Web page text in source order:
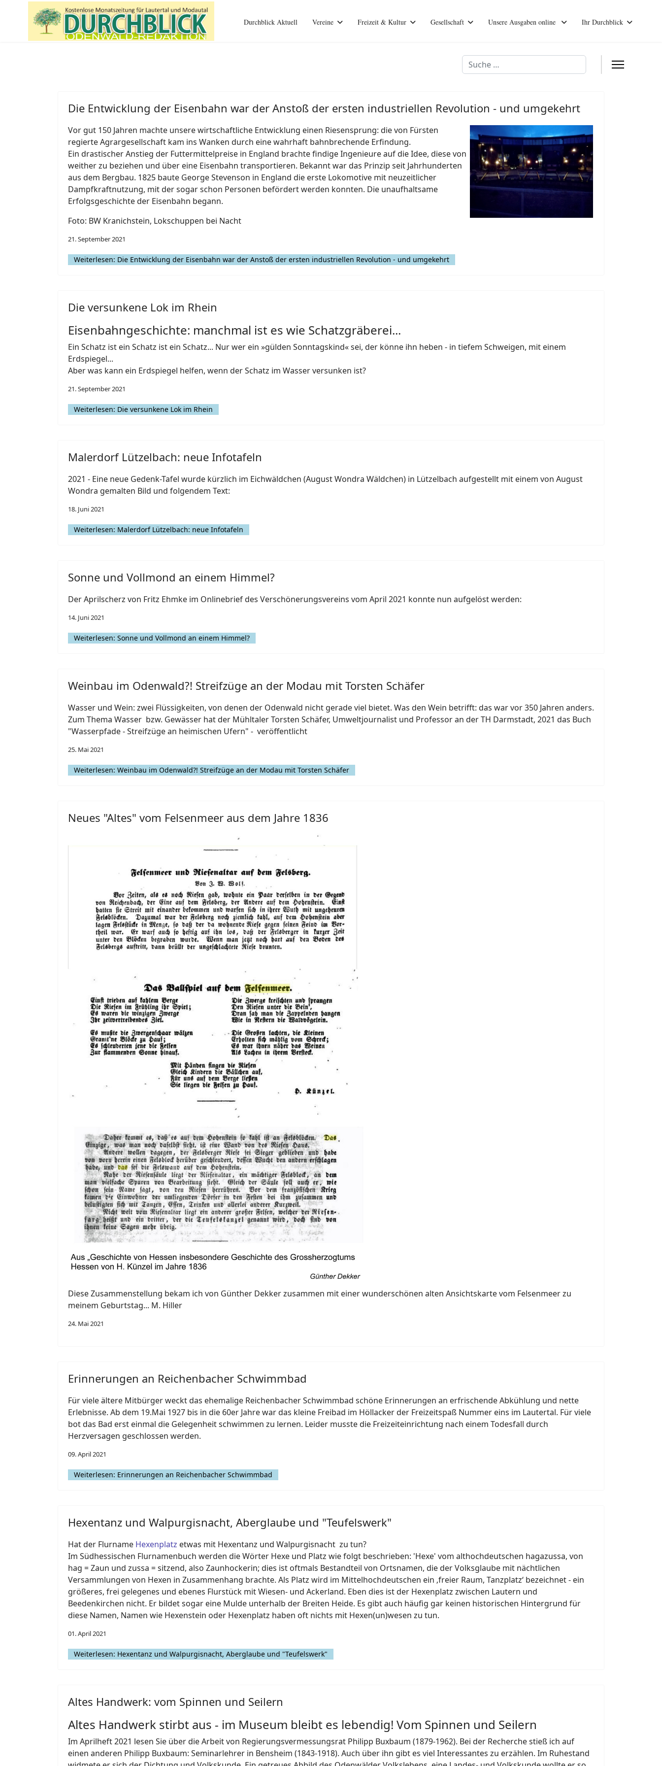
Durchblick Aktuell Vereine Freizeit & Kultur Gesellschaft Unsere Ausgaben online Ihr Durchblick
Suchen
Die Entwicklung der Eisenbahn war der Anstoß der ersten industriellen Revolution - und umgekehrt
Vor gut 150 Jahren machte unsere wirtschaftliche Entwicklung einen Riesensprung: die von Fürsten
regierte Agrargesellschaft kam ins Wanken durch eine wahrhaft bahnbrechende Erfindung.
Ein drastischer Anstieg der Futtermittelpreise in England brachte findige Ingenieure auf die Idee, diese von
weither zu beziehen und über eine Eisenbahn transportieren. Bekannt war das Prinzip seit Jahrhunderten
aus dem Bergbau. 1825 baute George Stevenson in England die erste Lokomotive mit neuzeitlicher
Dampfkraftnutzung, mit der sogar schon Personen befördert werden konnten. Die unaufhaltsame
Erfolgsgeschichte der Eisenbahn begann.
Foto: BW Kranichstein, Lokschuppen bei Nacht
21. September 2021
Weiterlesen: Die Entwicklung der Eisenbahn war der Anstoß der ersten industriellen Revolution - und umgekehrt
Die versunkene Lok im Rhein
Eisenbahngeschichte: manchmal ist es wie Schatzgräberei...
Ein Schatz ist ein Schatz ist ein Schatz... Nur wer ein »gülden Sonntagskind« sei, der könne ihn heben - in tiefem Schweigen, mit einem
Erdspiegel...
Aber was kann ein Erdspiegel helfen, wenn der Schatz im Wasser versunken ist?
21. September 2021
Weiterlesen: Die versunkene Lok im Rhein
Malerdorf Lützelbach: neue Infotafeln
2021 - Eine neue Gedenk-Tafel wurde kürzlich im Eichwäldchen (August Wondra Wäldchen) in Lützelbach aufgestellt mit einem von August
Wondra gemalten Bild und folgendem Text:
18. Juni 2021
Weiterlesen: Malerdorf Lützelbach: neue Infotafeln
Sonne und Vollmond an einem Himmel?
Der Aprilscherz von Fritz Ehmke im Onlinebrief des Verschönerungsvereins vom April 2021 konnte nun aufgelöst werden:
14. Juni 2021
Weiterlesen: Sonne und Vollmond an einem Himmel?
Weinbau im Odenwald?! Streifzüge an der Modau mit Torsten Schäfer
Wasser und Wein: zwei Flüssigkeiten, von denen der Odenwald nicht gerade viel bietet. Was den Wein betrifft: das war vor 350 Jahren anders.
Zum Thema Wasser bzw. Gewässer hat der Mühltaler Torsten Schäfer, Umweltjournalist und Professor an der TH Darmstadt, 2021 das Buch
"Wasserpfade - Streifzüge an heimischen Ufern" - veröffentlicht
25. Mai 2021
Weiterlesen: Weinbau im Odenwald?! Streifzüge an der Modau mit Torsten Schäfer
Neues "Altes" vom Felsenmeer aus dem Jahre 1836
Diese Zusammenstellung bekam ich von Günther Dekker zusammen mit einer wunderschönen alten Ansichtskarte vom Felsenmeer zu
meinem Geburtstag... M. Hiller
24. Mai 2021
Erinnerungen an Reichenbacher Schwimmbad
Für viele ältere Mitbürger weckt das ehemalige Reichenbacher Schwimmbad schöne Erinnerungen an erfrischende Abkühlung und nette
Erlebnisse. Ab dem 19.Mai 1927 bis in die 60er Jahre war das kleine Freibad im Höllacker der Freizeitspaß Nummer eins im Lautertal. Für viele
bot das Bad erst einmal die Gelegenheit schwimmen zu lernen. Leider musste die Freizeiteinrichtung nach einem Todesfall durch
Herzversagen geschlossen werden.
09. April 2021
Weiterlesen: Erinnerungen an Reichenbacher Schwimmbad
Hexentanz und Walpurgisnacht, Aberglaube und "Teufelswerk"
Hat der Flurname Hexenplatz etwas mit Hexentanz und Walpurgisnacht zu tun?
Im Südhessischen Flurnamenbuch werden die Wörter Hexe und Platz wie folgt beschrieben: 'Hexe' vom althochdeutschen hagazussa, von
hag = Zaun und zussa = sitzend, also Zaunhockerin; dies ist oftmals Bestandteil von Ortsnamen, die der Volksglaube mit nächtlichen
Versammlungen von Hexen in Zusammenhang brachte. Als Platz wird im Mittelhochdeutschen ein ‚freier Raum, Tanzplatz‘ bezeichnet - ein
größeres, frei gelegenes und ebenes Flurstück mit Wiesen- und Ackerland. Eben dies ist der Hexenplatz zwischen Lautern und
Beedenkirchen nicht. Er bildet sogar eine Mulde unterhalb der Breiten Heide. Es gibt auch häufig gar keinen historischen Hintergrund für
diese Namen, Namen wie Hexenstein oder Hexenplatz haben oft nichts mit Hexen(un)wesen zu tun.
01. April 2021
Weiterlesen: Hexentanz und Walpurgisnacht, Aberglaube und "Teufelswerk"
Altes Handwerk: vom Spinnen und Seilern
Altes Handwerk stirbt aus - im Museum bleibt es lebendig! Vom Spinnen und Seilern
Im Aprilheft 2021 lesen Sie über die Arbeit von Regierungsvermessungsrat Philipp Buxbaum (1879-1962). Bei der Recherche stieß ich auf
einen anderen Philipp Buxbaum: Seminarlehrer in Bensheim (1843-1918). Auch über ihn gibt es viel Interessantes zu erzählen. Im Ruhestand